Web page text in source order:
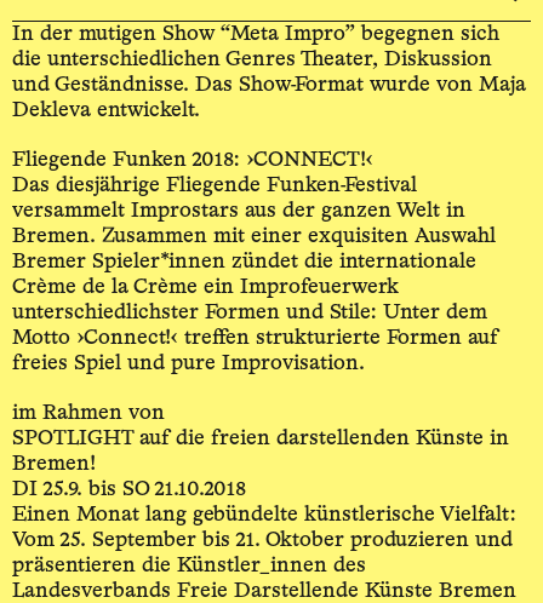
In der mutigen Show “Meta Impro” begegnen sich
die unterschiedlichen Genres Theater, Diskussion
und Geständnisse. Das Show-Format wurde von Maja
Dekleva entwickelt.
Fliegende Funken 2018: ›CONNECT!‹
Das diesjährige Fliegende Funken-Festival
versammelt Improstars aus der ganzen Welt in
Bremen. Zusammen mit einer exquisiten Auswahl
Bremer Spieler*innen zündet die internationale
Crème de la Crème ein Improfeuerwerk
unterschiedlichster Formen und Stile: Unter dem
Motto ›Connect!‹ treffen strukturierte Formen auf
freies Spiel und pure Improvisation.
im Rahmen von
SPOTLIGHT auf die freien darstellenden Künste in
Bremen!
DI 25.9. bis SO 21.10.2018
Einen Monat lang gebündelte künstlerische Vielfalt:
Vom 25. September bis 21. Oktober produzieren und
präsentieren die Künstler_innen des
Landesverbands Freie Darstellende Künste Bremen